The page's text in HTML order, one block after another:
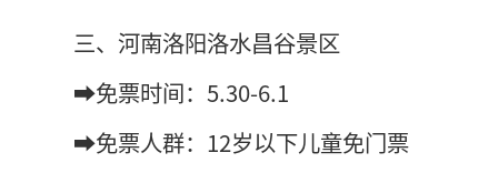
三、河南洛阳洛水昌谷景区
➡️免票时间：5.30-6.1
➡️免票人群：12岁以下儿童免门票